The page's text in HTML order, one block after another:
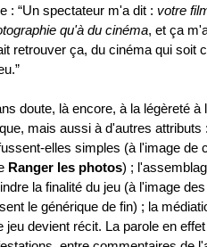
: “Un spectateur m'a dit : votre
qu'à du cinéma, et ça
retrouver ça, du cinéma qui soit
doute, là encore, à la légèreté à
mais aussi à d'autres attributs
elles simples (à l'image de
Ranger les photos) ;
la finalité du jeu (à l'image des
le générique de fin) ; la
jeu devient récit. La parole en